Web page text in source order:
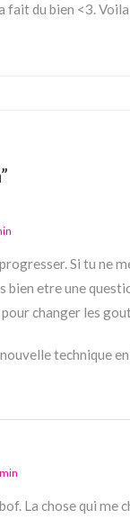
fait du bien <3.
progresser. Si tu ne
bien etre une
changer les
technique
La chose qui me